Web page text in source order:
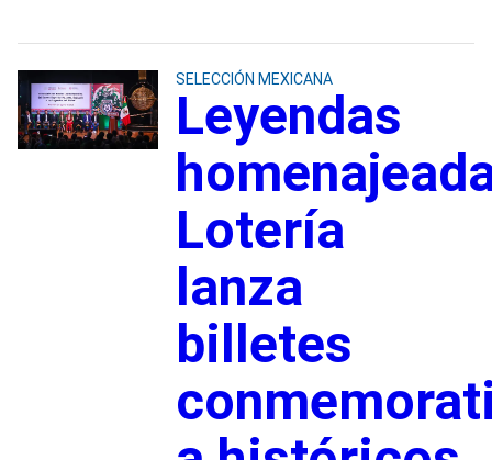
SELECCIÓN MEXICANA
Leyendas
Lotería
lanza
billetes